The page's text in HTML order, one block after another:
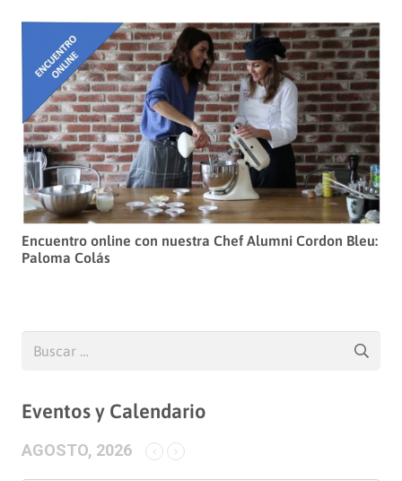
Encuentro online con nuestra Chef Alumni Cordon Bleu:
Paloma Colás
Eventos y Calendario
AGOSTO, 2026